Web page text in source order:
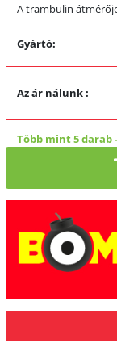
A trambulin
Gyártó:
Az ár nálunk:
Több mint 5 darab-